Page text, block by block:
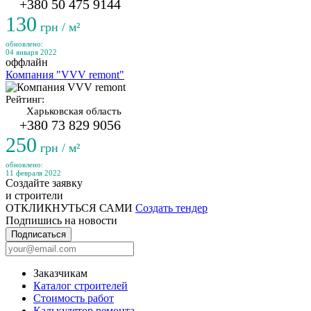
+380 50 475 9144
130 грн / м²
обновлено:
04 января 2022
оффлайн
Компания "VVV remont"
Рейтинг:
Харьковская область
+380 73 829 9056
250 грн / м²
обновлено:
11 февраля 2022
Создайте заявку
и строители
ОТКЛИКНУТЬСЯ САМИ Создать тендер
Подпишись на новости
Подписаться
Заказчикам
Каталог строителей
Стоимость работ